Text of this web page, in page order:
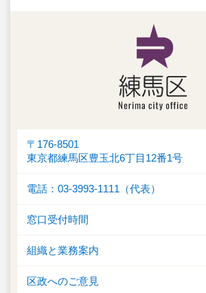
〒176-8501
東京都練馬区豊玉北6丁目12番1号
電話：03-3993-1111（代表）
窓口受付時間
組織と業務案内
区政へのご意見